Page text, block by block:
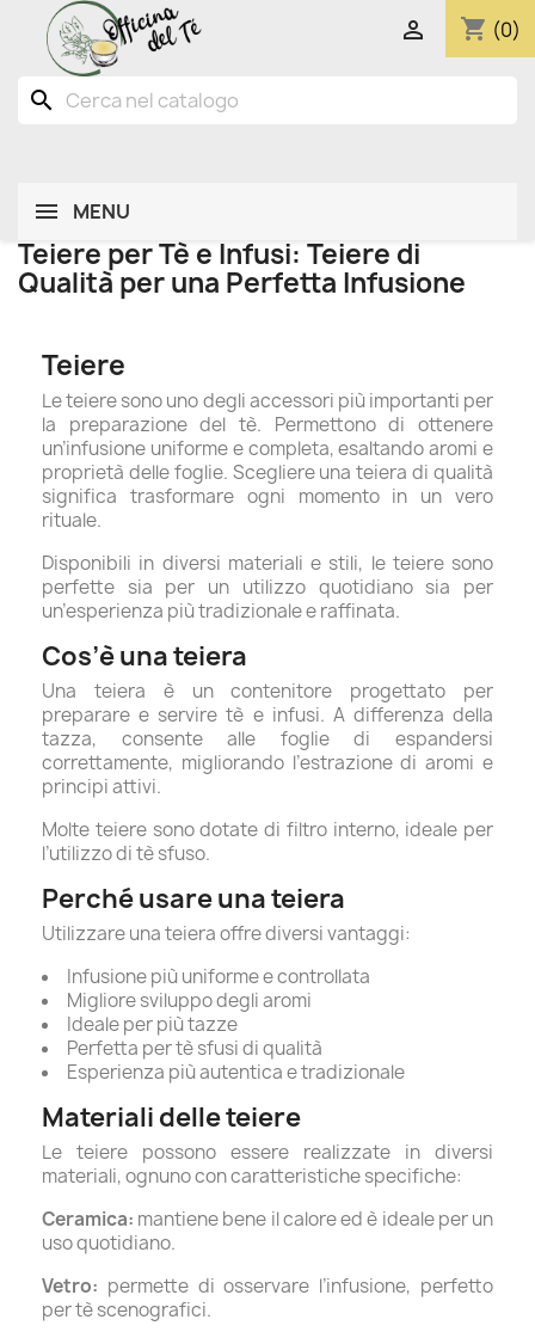
shopping_cart (0)

search
MENU
Teiere per Tè e Infusi: Teiere di
Qualità per una Perfetta Infusione
Teiere
Le teiere sono uno degli accessori più importanti per
la preparazione del tè. Permettono di ottenere
un’infusione uniforme e completa, esaltando aromi e
proprietà delle foglie. Scegliere una teiera di qualità
significa trasformare ogni momento in un vero
rituale.
Disponibili in diversi materiali e stili, le teiere sono
perfette sia per un utilizzo quotidiano sia per
un’esperienza più tradizionale e raffinata.
Cos’è una teiera
Una teiera è un contenitore progettato per
preparare e servire tè e infusi. A differenza della
tazza, consente alle foglie di espandersi
correttamente, migliorando l’estrazione di aromi e
principi attivi.
Molte teiere sono dotate di filtro interno, ideale per
l’utilizzo di tè sfuso.
Perché usare una teiera
Utilizzare una teiera offre diversi vantaggi:
Infusione più uniforme e controllata
Migliore sviluppo degli aromi
Ideale per più tazze
Perfetta per tè sfusi di qualità
Esperienza più autentica e tradizionale
Materiali delle teiere
Le teiere possono essere realizzate in diversi
materiali, ognuno con caratteristiche specifiche:
Ceramica: mantiene bene il calore ed è ideale per un
uso quotidiano.
Vetro: permette di osservare l’infusione, perfetto
per tè scenografici.